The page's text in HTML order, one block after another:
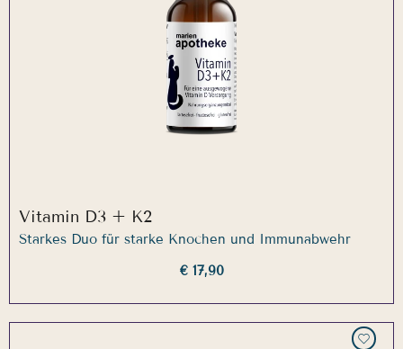
Vitamin D3 + K2
Starkes Duo für starke Knochen und Immunabwehr
€ 17,90